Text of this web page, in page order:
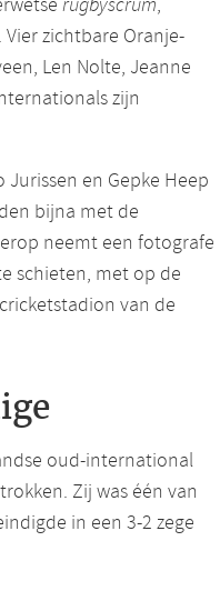
rugbyscrum,
zichtbare Oranje-
Len Nolte, Jeanne
zijn
en Gepke Heep
bijna met de
neemt een fotografe
schieten, met op de
van de
oud-international
Zij was één van
in een 3-2 zege